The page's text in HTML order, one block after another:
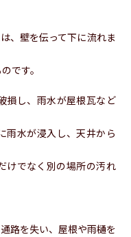
、壁を伝って下に流れま
です。
損し、雨水が屋根瓦など
雨水が浸入し、天井から
けでなく別の場所の汚れ
路を失い、屋根や雨樋を